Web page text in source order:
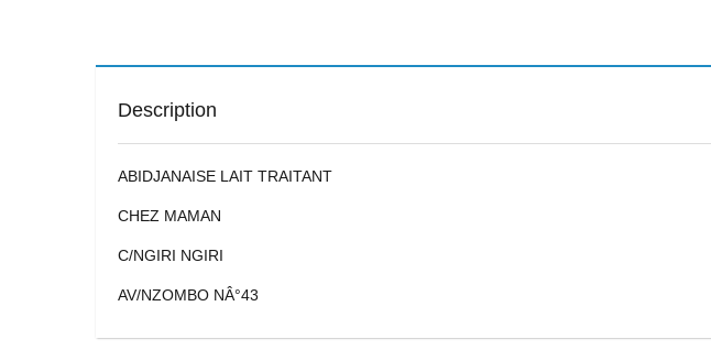
Description
ABIDJANAISE LAIT TRAITANT
CHEZ MAMAN
C/NGIRI NGIRI
AV/NZOMBO NÂ°43